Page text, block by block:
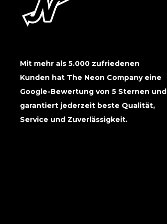
Mit mehr als 5.000 zufriedenen
Kunden hat The Neon Company eine
Google-Bewertung von 5 Sternen und
garantiert jederzeit beste Qualität,
Service und Zuverlässigkeit.